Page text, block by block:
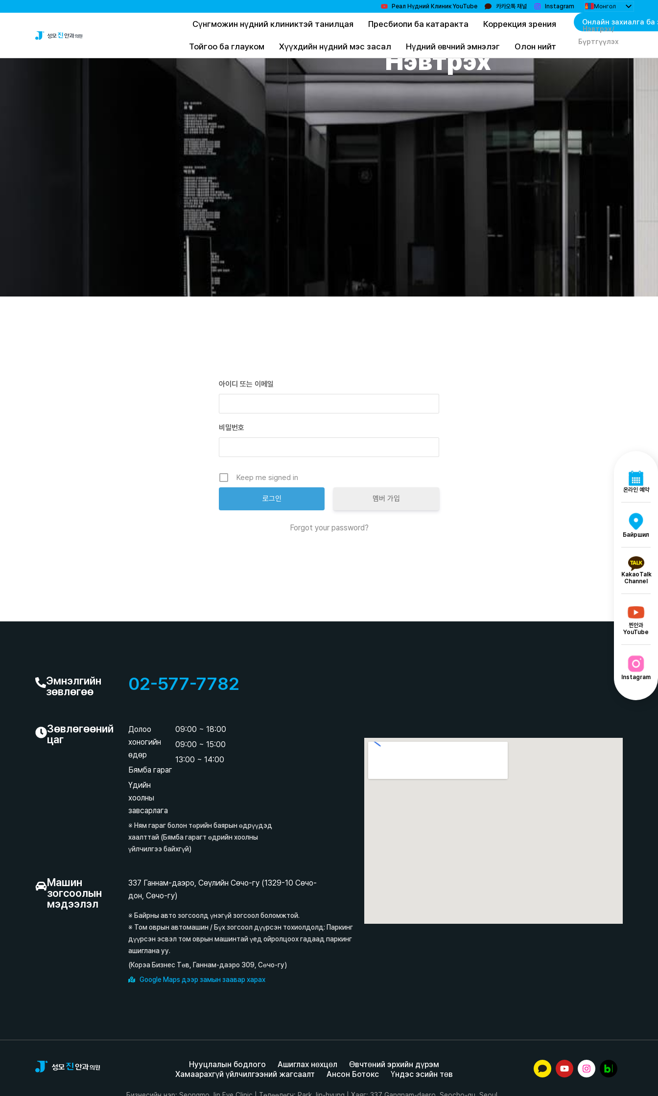
Instagram
카카오톡 채널
Реал Нүдний Клиник YouTube
Монгол
English
日本語
简体中文
Сүнгможин нүдний клиниктэй танилцая Пресбиопи ба катаракта Коррекция зрения
Тойгоо ба глауком Хүүхдийн нүдний мэс засал Нүдний өвчний эмнэлэг Олон нийт
Онлайн захиалга ба
Нэвтрэх/
Бүртгүүлэх
Нэвтрэх
아이디 또는 이메일
비밀번호
Keep me signed in
멤버 가입
Forgot your password?
Эмнэлгийн
зөвлөгөө
02-577-7782
Зөвлөгөөний
цаг
Долоо
хоногийн
өдөр
Бямба гараг
Үдийн
хоолны
завсарлага
09:00 ~ 18:00
09:00 ~ 15:00
13:00 ~ 14:00
※ Ням гараг болон төрийн баярын өдрүүдэд
хаалттай (Бямба гарагт өдрийн хоолны
үйлчилгээ байхгүй)
Машин
зогсоолын
мэдээлэл
337 Ганнам-даэро, Сөүлийн Сөчо-гу (1329-10 Сөчо-
дон, Сөчо-гу)
※ Байрны авто зогсоолд үнэгүй зогсоол боломжтой.
※ Том оврын автомашин / Бүх зогсоол дүүрсэн тохиолдолд: Паркинг
дүүрсэн эсвэл том оврын машинтай үед ойролцоох гадаад паркинг
ашиглана уу.
(Корэа Бизнес Төв, Ганнам-даэро 309, Сөчо-гу)
Google Maps дээр замын заавар харах
Нууцлалын бодлого Ашиглах нөхцөл
Өвчтөний эрхийн дүрэм
Хамаарахгүй үйлчилгээний жагсаалт
Ансон Ботокс Үндэс эсийн төв
온라인 예약
Байршил
KakaoTalk
Channel
찐안과
YouTube
Instagram